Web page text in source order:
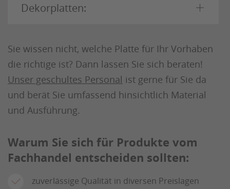
Dekorplatten:
Sie wissen nicht, welche Platte für Ihr Vorhaben
die richtige ist? Dann lassen Sie sich beraten!
Unser geschultes Personal ist gerne für Sie da
und berät Sie umfassend hinsichtlich Material
und Ausführung.
Warum Sie sich für Produkte vom
Fachhandel entscheiden sollten:
zuverlässige Qualität in diversen Preislagen